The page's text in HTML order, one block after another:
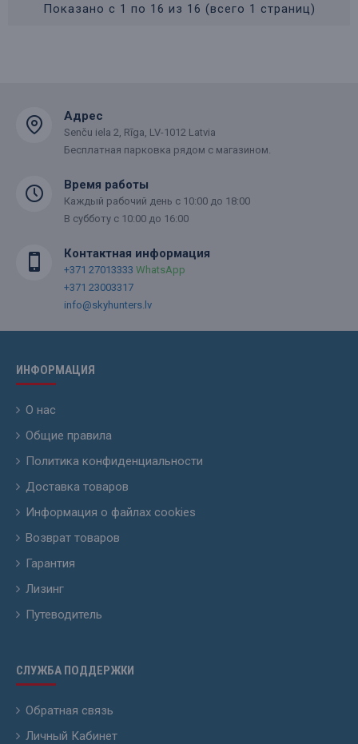
Показано с 1 по 16 из 16 (всего 1 страниц)
Адрес
Senču iela 2, Rīga, LV-1012 Latvia
Бесплатная парковка рядом с магазином.
Время работы
Каждый рабочий день с 10:00 до 18:00
В субботу с 10:00 до 16:00
Контактная информация
+371 27013333 WhatsApp
+371 23003317
info@skyhunters.lv
ИНФОРМАЦИЯ
О нас
Общие правила
Политика конфиденциальности
Доставка товаров
Информация о файлах cookies
Возврат товаров
Гарантия
Лизинг
Путеводитель
СЛУЖБА ПОДДЕРЖКИ
Обратная связь
Личный Кабинет